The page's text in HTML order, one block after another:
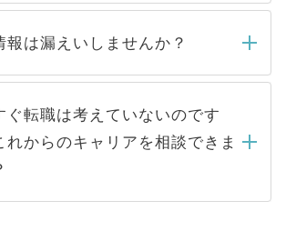
到を避けるため 人気のある医療機
してしまうと、応募が殺到する場
機関が求める条件に合った人材の
紹介会社に依頼するケースが増え
。
職を強要することは一切ありませ
、仮に応募先から内定をいただい
する必要はありません。内定先へ
連絡はキャリアパートナーが行い
、ご安心ください。
報は漏えいしませんか？
が漏えいすることはありませんの
心ください。当サイトからの登録
集したご登録者様の個人情報は、
キャリアアップおよび転職活動の
的に使用いたします。お預かりし
べての個人データはご本人の許可
ぐ転職は考えていないのです
れからのキャリアを相談できま